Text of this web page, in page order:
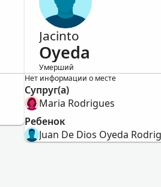
Jacinto
Oyeda
Умерший
Мужской
Нет информации о месте
Супруг(а)
Maria Rodrigues
Ребенок
Juan De Dios Oyeda